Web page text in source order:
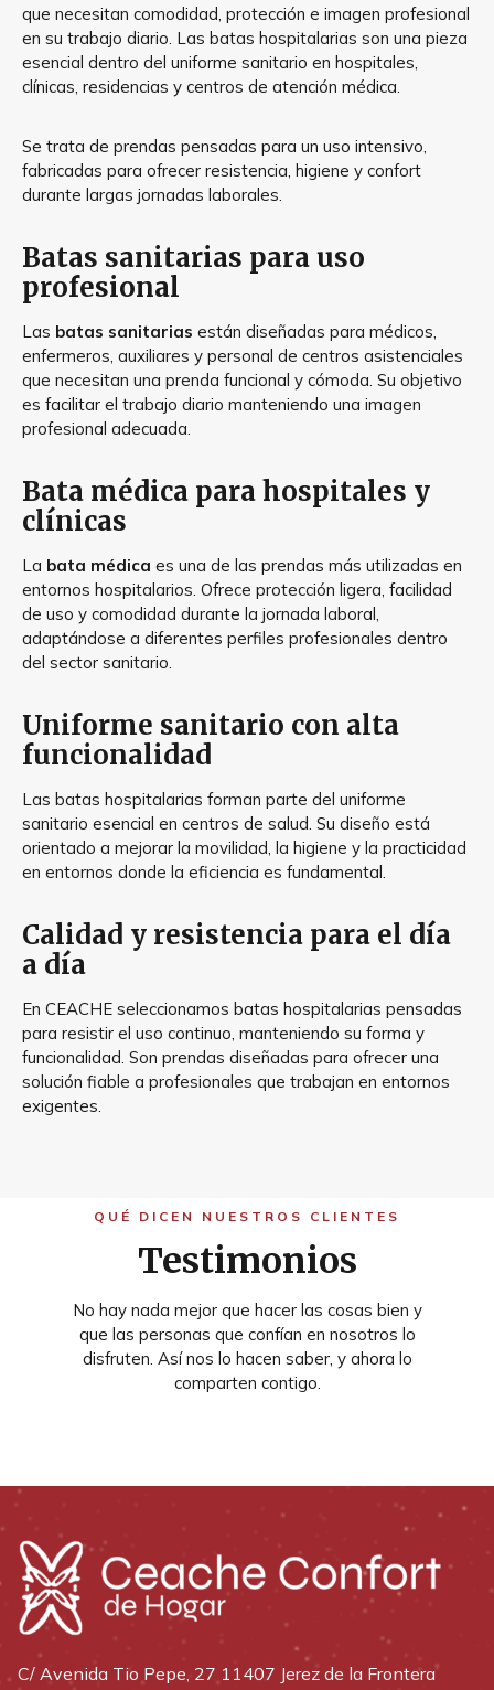
que necesitan comodidad, protección e imagen profesional
en su trabajo diario. Las batas hospitalarias son una pieza
esencial dentro del uniforme sanitario en hospitales,
clínicas, residencias y centros de atención médica.
Se trata de prendas pensadas para un uso intensivo,
fabricadas para ofrecer resistencia, higiene y confort
durante largas jornadas laborales.
Batas sanitarias para uso
profesional
Las batas sanitarias están diseñadas para médicos,
enfermeros, auxiliares y personal de centros asistenciales
que necesitan una prenda funcional y cómoda. Su objetivo
es facilitar el trabajo diario manteniendo una imagen
profesional adecuada.
Bata médica para hospitales y
clínicas
La bata médica es una de las prendas más utilizadas en
entornos hospitalarios. Ofrece protección ligera, facilidad
de uso y comodidad durante la jornada laboral,
adaptándose a diferentes perfiles profesionales dentro
del sector sanitario.
Uniforme sanitario con alta
funcionalidad
Las batas hospitalarias forman parte del uniforme
sanitario esencial en centros de salud. Su diseño está
orientado a mejorar la movilidad, la higiene y la practicidad
en entornos donde la eficiencia es fundamental.
Calidad y resistencia para el día
a día
En CEACHE seleccionamos batas hospitalarias pensadas
para resistir el uso continuo, manteniendo su forma y
funcionalidad. Son prendas diseñadas para ofrecer una
solución fiable a profesionales que trabajan en entornos
exigentes.
QUÉ DICEN NUESTROS CLIENTES
Testimonios
No hay nada mejor que hacer las cosas bien y
que las personas que confían en nosotros lo
disfruten. Así nos lo hacen saber, y ahora lo
comparten contigo.
C/ Avenida Tio Pepe, 27 11407 Jerez de la Frontera